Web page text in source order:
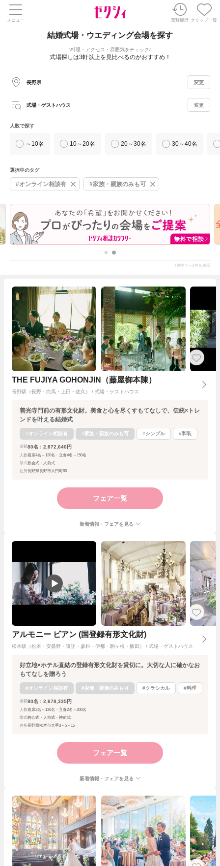
メニュー 閲覧履歴 クリップ一覧
結婚式場・ウエディング会場を探す
料理・アクセス・雰囲気をチェック
式場探しは3軒以上を見比べるのがおすすめ！
長野県 変更
式場・ゲストハウス 変更
人数で探す
～10名 10～20名 20～30名 30～40名
選択中のタグ
#オンライン相談有 #家族・親族のみも可
4 件中 1～4 件を表示
THE FUJIYA GOHONJIN（藤屋御本陳）
長野駅（長野・白馬・上田・佐久） / 式場・ゲストハウス
善光寺門前の有形文化財。美食と心を尽くすもてなしで、伝統×トレ
ンドを叶える結婚式
#オンライン相談有 #家族・親族のみも可 #シンプル #和装
金額 80名：2,872,640円
人数着席4名～120名・立食4名～150名
挙式教会式・人前式
住所長野県長野市大門町80
フェア一覧
新着情報・フェアを見る
アルモニー ビアン (国登録有形文化財)
松本駅（松本・安曇野・諏訪・蓼科・伊那・駒ヶ根・飯田） / 式場・ゲストハウス
好立地×ホテル直結の登録有形文化財を貸切に。大切な人に確かなお
もてなしを贈ろう
#オンライン相談有 #家族・親族のみも可 #クラシカル #料理
金額 80名：2,678,335円
人数着席2名～130名・立食2名～200名
挙式教会式・人前式・神前式
住所長野県松本市大手3－5－15
フェア一覧
新着情報・フェアを見る